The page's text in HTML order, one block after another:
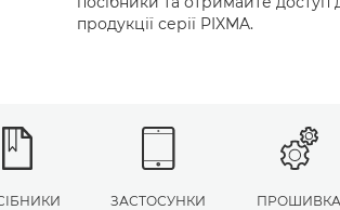
продукції серії PIXMA.
ЗАСТОСУНКИ
ПРОШИВКА